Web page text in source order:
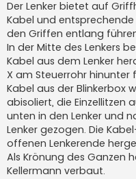
Der Lenker bietet auf
Kabel und
den Griffen entlang
In der Mitte des Lenkers
Kabel aus dem Lenker
X am Steuerrohr hinunter
Kabel aus der Blinkerbox
abisoliert, die Einzellitzen
unten in den Lenker und
Lenker gezogen. Die
offenen Lenkerende
Als Krönung des Ganzen
Kellermann verbaut.